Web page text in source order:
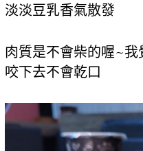
淡淡豆乳香氣散發
肉質是不會柴的喔~我
咬下去不會乾口